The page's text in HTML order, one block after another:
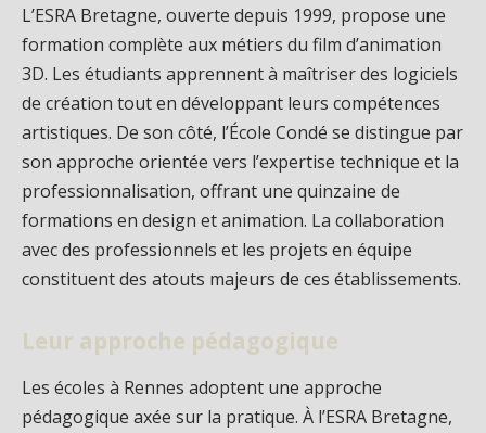
L’ESRA Bretagne, ouverte depuis 1999, propose une
formation complète aux métiers du film d’animation
3D. Les étudiants apprennent à maîtriser des logiciels
de création tout en développant leurs compétences
artistiques. De son côté, l’École Condé se distingue par
son approche orientée vers l’expertise technique et la
professionnalisation, offrant une quinzaine de
formations en design et animation. La collaboration
avec des professionnels et les projets en équipe
constituent des atouts majeurs de ces établissements.
Leur approche pédagogique
Les écoles à Rennes adoptent une approche
pédagogique axée sur la pratique. À l’ESRA Bretagne,